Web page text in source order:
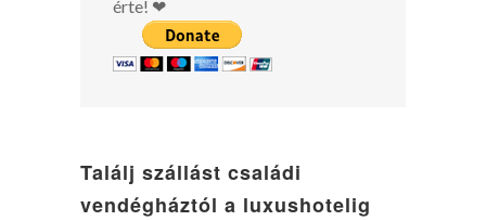
érte! ❤
Találj szállást családi
vendégháztól a luxushotelig